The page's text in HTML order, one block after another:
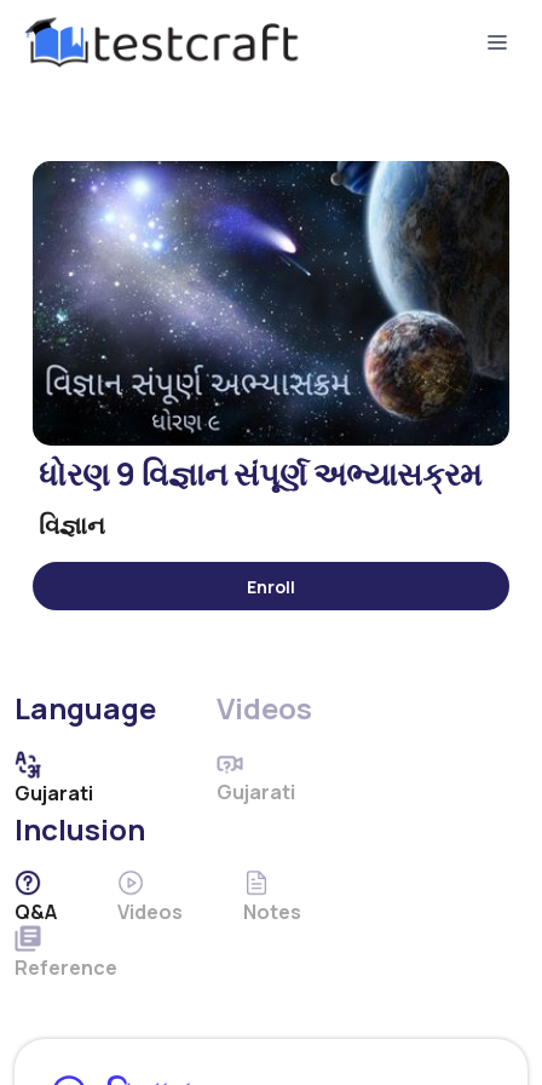
ધોરણ 9 વિજ્ઞાન સંપૂર્ણ અભ્યાસક્રમ
વિજ્ઞાન
Language
Gujarati
Videos
Gujarati
Inclusion
Q&A Videos Notes
Reference